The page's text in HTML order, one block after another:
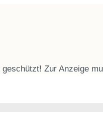
Zur Anzeige